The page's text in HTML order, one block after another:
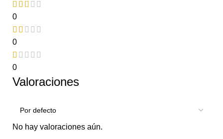
0
0
0
Valoraciones
No hay valoraciones aún.